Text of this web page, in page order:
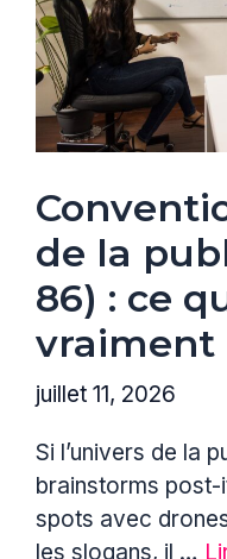
de la
86) : ce
vraiment
juillet 11, 2026
Si l’univers de la
brainstorms
spots avec
les slogans, il …